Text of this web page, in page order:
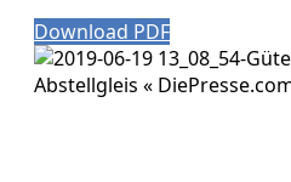
Download PDF